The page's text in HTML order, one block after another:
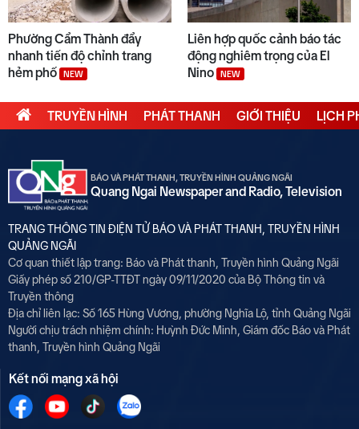
Phường Cẩm Thành đẩy
nhanh tiến độ chỉnh trang
hẻm phố
NEW
Liên hợp quốc cảnh báo tác
động nghiêm trọng của El
Nino
NEW
TRUYỀN HÌNH PHÁT THANH GIỚI THIỆU LỊCH
BÁO VÀ PHÁT THANH, TRUYỀN HÌNH QUẢNG NGÃI
Quang Ngai Newspaper and Radio, Television
TRANG THÔNG TIN ĐIỆN TỬ BÁO VÀ PHÁT THANH, TRUYỀN HÌNH
QUẢNG NGÃI
Cơ quan thiết lập trang: Báo và Phát thanh, Truyền hình Quảng Ngãi
Giấy phép số 210/GP-TTĐT ngày 09/11/2020 của Bộ Thông tin và
Truyền thông
Địa chỉ liên lạc: Số 165 Hùng Vương, phường Nghĩa Lộ, tỉnh Quảng Ngãi
Người chịu trách nhiệm chính: Huỳnh Đức Minh, Giám đốc Báo và Phát
thanh, Truyền hình Quảng Ngãi
Kết nối mạng xã hội